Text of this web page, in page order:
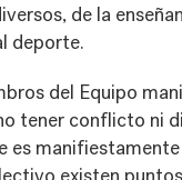
de la
deporte.
del Equipo
tener conflicto ni
es